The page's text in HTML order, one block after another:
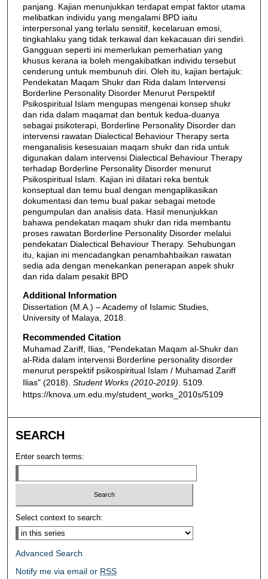
panjang. Kajian menunjukkan terdapat empat faktor utama
melibatkan individu yang mengalami BPD iaitu
interpersonal yang terlalu sensitif, kecelaruan emosi,
tingkahlaku yang tidak terkawal dan kekacauan diri sendiri.
Gangguan seperti ini memerlukan pemerhatian yang
khusus kerana ia boleh mengakibatkan individu tersebut
cenderung untuk membunuh diri. Oleh itu, kajian bertajuk:
Pendekatan Maqam Shukr dan Rida dalam Intervensi
Borderline Personality Disorder Menurut Perspektif
Psikospiritual Islam mengupas mengenai konsep shukr
dan rida dalam maqamat dan bentuk kedua-duanya
sebagai psikoterapi, Borderline Personality Disorder dan
intervensi rawatan Dialectical Behaviour Therapy serta
menganalisis kesesuaian maqam shukr dan rida untuk
digunakan dalam intervensi Dialectical Behaviour Therapy
terhadap Borderline Personality Disorder menurut
Psikospiritual Islam. Kajian ini dilatari reka bentuk
konseptual dan temu bual dengan mengaplikasikan
dokumentasi dan temu bual pakar sebagai metode
pengumpulan dan analisis data. Hasil menunjukkan
bahawa pendekatan maqam shukr dan rida membantu
proses rawatan Borderline Personality Disorder melalui
pendekatan Dialectical Behaviour Therapy. Sehubungan
itu, kajian ini mencadangkan penambahbaikan rawatan
sedia ada dengan menekankan penerapan aspek shukr
dan rida dalam pesakit BPD
Additional Information
Dissertation (M.A.) – Academy of Islamic Studies,
University of Malaya, 2018.
Recommended Citation
Muhamad Zariff, Ilias, "Pendekatan Maqam al-Shukr dan
al-Rida dalam intervensi Borderline personality disorder
menurut perspektif psikospiritual Islam / Muhamad Zariff
Ilias" (2018). Student Works (2010-2019) . 5109.
https://knova.um.edu.my/student_works_2010s/5109
SEARCH
Enter search terms:
Select context to search:
Advanced Search
Notify me via email or RSS